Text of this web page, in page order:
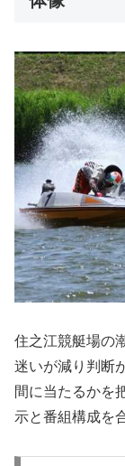
住之江競艇場の
迷いが減り判断
間に当たるかを
示と番組構成を